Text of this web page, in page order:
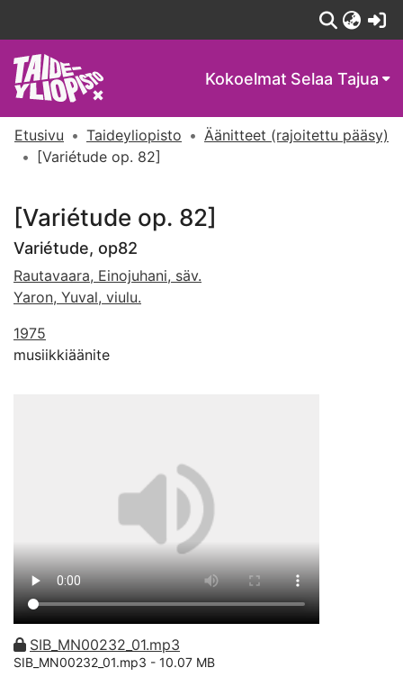
Kokoelmat Selaa Tajua
Etusivu Taideyliopisto
Äänitteet (rajoitettu pääsy)
[Variétude op. 82]
[Variétude op. 82]
Variétude, op82
Rautavaara, Einojuhani, säv.
Yaron, Yuval, viulu.
1975
musiikkiäänite
SIB_MN00232_01.mp3
SIB_MN00232_01.mp3 - 10.07 MB